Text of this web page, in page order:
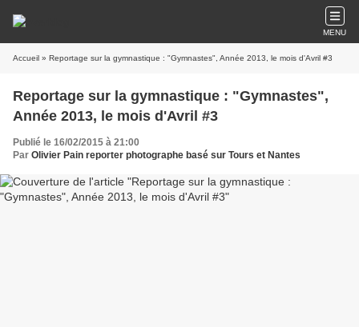
MENU
Accueil » Reportage sur la gymnastique : "Gymnastes", Année 2013, le mois d'Avril #3
Reportage sur la gymnastique : "Gymnastes",
Année 2013, le mois d'Avril #3
Publié le 16/02/2015 à 21:00
Par Olivier Pain reporter photographe basé sur Tours et Nantes